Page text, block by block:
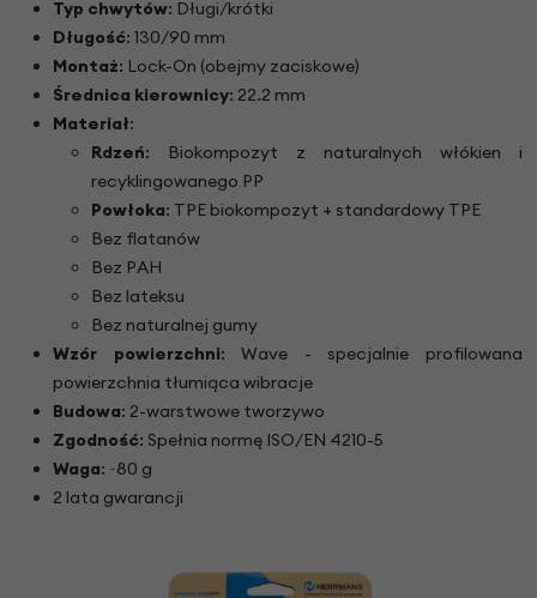
Typ chwytów: Długi/krótki
Długość: 130/90 mm
Montaż: Lock-On (obejmy zaciskowe)
Średnica kierownicy: 22.2 mm
Materiał:
Rdzeń: Biokompozyt z naturalnych włókien i
recyklingowanego PP
Powłoka: TPE biokompozyt + standardowy TPE
Bez flatanów
Bez PAH
Bez lateksu
Bez naturalnej gumy
Wzór powierzchni: Wave - specjalnie profilowana
powierzchnia tłumiąca wibracje
Budowa: 2-warstwowe tworzywo
Zgodność: Spełnia normę ISO/EN 4210-5
Waga: ~80 g
2 lata gwarancji